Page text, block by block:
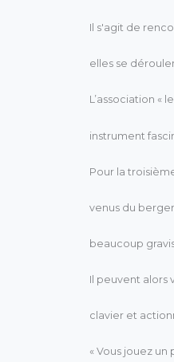
Il s'agit de
elles se
L’association «
instrument
Pour la
venus du
beaucoup
Il peuvent alors
clavier et
« Vous jouez un